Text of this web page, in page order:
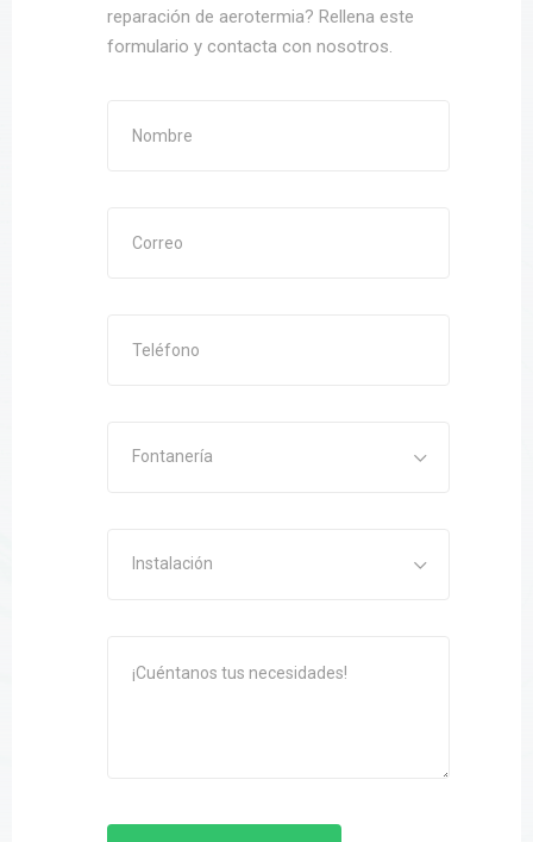
reparación de aerotermia? Rellena este
formulario y contacta con nosotros.
Fontanería
Instalación